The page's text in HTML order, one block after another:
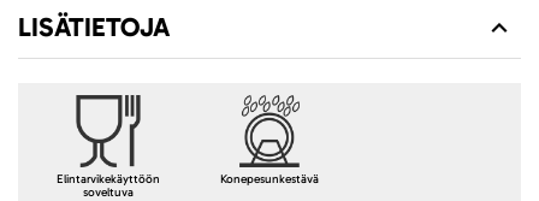
LISÄTIETOJA
Elintarvikekäyttöön
soveltuva
Konepesunkestävä